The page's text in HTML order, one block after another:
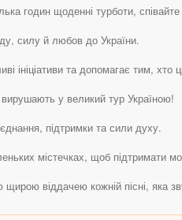
годин щоденні турботи,
силу й любов до України.
ініціативи та допомагає тим, хто
у великий тур Україною!
підтримки та сили духу.
містечках, щоб підтримати
віддачею кожній пісні, яка